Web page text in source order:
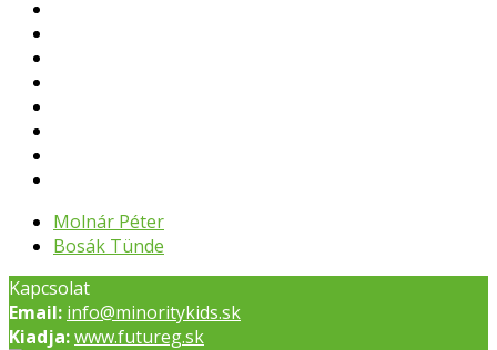
previous
post:
Molnár Péter
next
Bosák Tünde
Kapcsolat
Email: info@minoritykids.sk
Kiadja:www.futureg.sk